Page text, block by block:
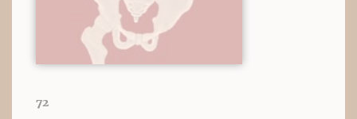
72